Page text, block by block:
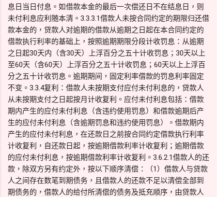
息日当日付息。如借款本金的最后一次偿还日不在结息日，则
未付利息应利随本清。3.3.3.1借款人未按合同约定的期限归还借
款本金的，贷款人对逾期的借款从逾期之日起在本合同约定的
借款执行利率的基础上，按照逾期期限分段计收罚息：从逾期
之日起30天内（含30天）上浮百分之五十计收罚息；30天以上
至60天（含60天）上浮百分之五十计收罚息；60天以上上浮百
分之五十计收罚息。逾期期间，固定利率借款的罚息利率固定
不变。3.3.4复利：借款人未按期支付应付未付利息的，贷款人
从未按期支付之日起按月计收复利。应付未付利息包括：借款
期内产生的应付未付利息（含违约使用罚息）和借款逾期后产
生的应付未付利息（含逾期罚息和违约使用罚息）。借款期内
产生的应付未付利息，在还款日之前按合同约定借款执行利率
计收复利，自还款日起，按逾期借款利率计收复利；逾期借款
的应付未付利息，按逾期借款利率计收复利。3.6.2.1借款人的还
款，除双方另有约定外，按以下顺序清偿：（1）借款人与贷款
人之间存在数笔到期债务，且借款人的还款不足以清偿全部到
期债务的，借款人的给付所清偿的债务及抵充顺序，由贷款人